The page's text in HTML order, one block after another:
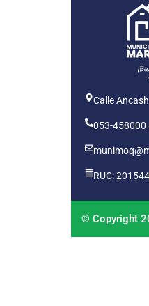
Calle
053-458000
RUC:
© Copyright